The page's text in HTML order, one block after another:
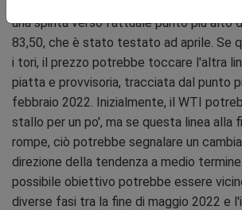
una spinta verso l'attuale punto più alto
83,50, che è stato testato ad aprile. Se
i tori, il prezzo potrebbe toccare l'altra
piatta e provvisoria, tracciata dal punto
febbraio 2022. Inizialmente, il WTI
stallo per un po', ma se questa linea alla
rompe, ciò potrebbe segnalare un
direzione della tendenza a medio
possibile obiettivo potrebbe essere
diverse fasi tra la fine di maggio 2022 e